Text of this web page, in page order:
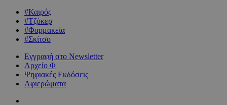
#Καιρός
#Τζόκερ
#Φαρμακεία
#Σκίτσο
Εγγραφή στο Newsletter
Αρχείο Φ
Ψηφιακές Εκδόσεις
Αφιερώματα